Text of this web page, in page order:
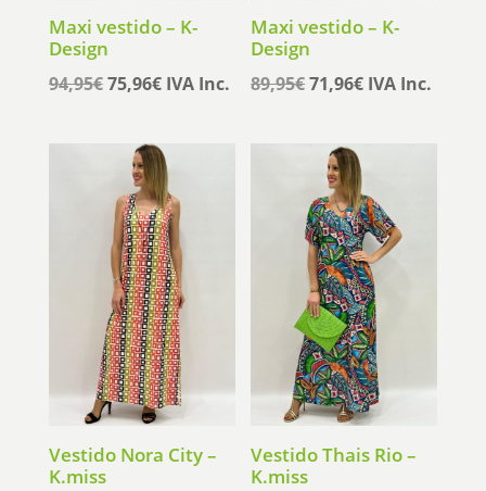
Maxi vestido – K-
Design
94,95€El
original
era:
94,95€.
75,96€El
es:
75,96€.
IVA Inc.
Maxi vestido – K-
Design
89,95€El
era:
89,95€.
71,96€El
71,96€.
IVA Inc.
Vestido Nora City –
K.miss
Vestido Thais Rio –
K.miss